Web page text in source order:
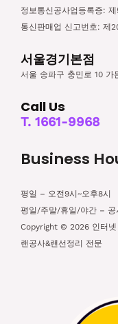
정보통신공사업등록증: 제
통신판매업 신고번호: 제
서울경기본점
서울 송파구 충민로 10 가
Call Us
T. 1661-9968
Business
평일 – 오전9시~오후8시
평일/주말/휴일/야간 – 공
Copyright © 2026 인터넷
랜공사&랜선정리 전문